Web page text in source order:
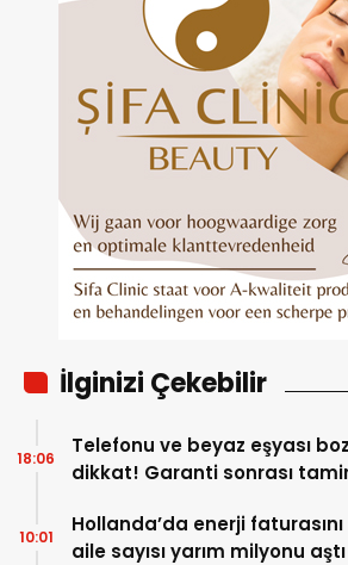
İlginizi Çekebilir
Telefonu ve beyaz eşyası
dikkat! Garanti sonrası
18:06
Hollanda’da enerji
aile sayısı yarım milyonu aştı
10:01